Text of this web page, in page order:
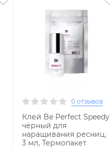
0 отзывов
Клей Be Perfect Speedy
чёрный для
наращивания ресниц,
3 мл, Термопакет